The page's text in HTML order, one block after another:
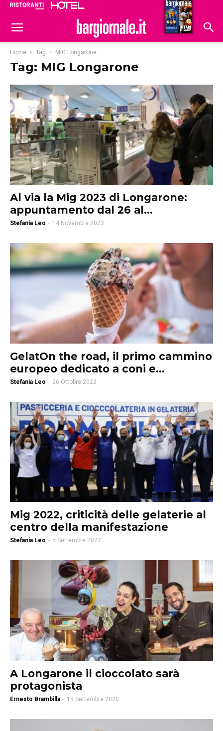
Hoteldomani
Home Tag MIG Longarone
Tag: MIG Longarone
Al via la Mig 2023 di Longarone:
appuntamento dal 26 al...
Stefania Leo - 14 Novembre 2023
GelatOn the road, il primo cammino
europeo dedicato a coni e...
Stefania Leo - 26 Ottobre 2022
Mig 2022, criticità delle gelaterie al
centro della manifestazione
Stefania Leo - 5 Settembre 2022
A Longarone il cioccolato sarà
protagonista
Ernesto Brambilla - 15 Settembre 2020